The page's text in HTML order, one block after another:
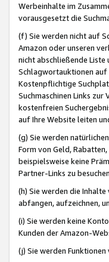
Werbeinhalte im
vorausgesetzt die
(f) Sie werden nicht auf
Amazon oder unseren
nicht abschließende
Schlagwortauktionen auf
Kostenpflichtige
Suchmaschinen Links
kostenfreien
auf Ihre Website leiten
(g) Sie werden
Form von Geld,
beispielsweise keine
Partner-Links zu
(h) Sie werden die
abfangen, aufzeichnen,
(i) Sie werden keine
Kunden der Amazon-
(j) Sie werden